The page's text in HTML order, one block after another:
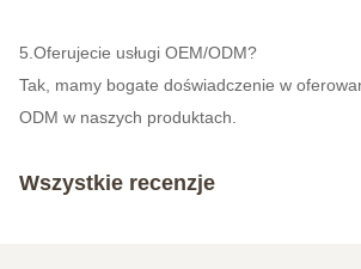
5.Oferujecie usługi OEM/ODM?
Tak, mamy bogate doświadczenie w
ODM w naszych produktach.
Wszystkie recenzje